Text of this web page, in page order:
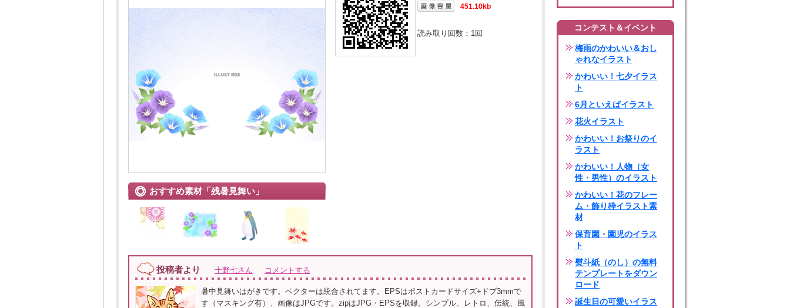
おすすめ素材「残暑見舞い」
451.10kb
読み取り回数： 1回
投稿者より 十野七さん コメントする
暑中見舞いはがきです。ベクターは統合されてます。EPSはポストカードサイズ+ドブ3mmで
す（マスキング有）、画像はJPGです。zipはJPG・EPSを収録。シンプル、レトロ、伝統、風
コンテスト＆イベント
梅雨のかわいい＆おし
ゃれなイラスト
かわいい！七夕イラス
ト
6月といえばイラスト
花火イラスト
かわいい！お祭りのイ
ラスト
かわいい！人物（女
性・男性）のイラスト
かわいい！花のフレー
ム・飾り枠イラスト素
材
保育園・園児のイラス
ト
熨斗紙（のし）の無料
テンプレートをダウン
ロード
誕生日の可愛いイラス